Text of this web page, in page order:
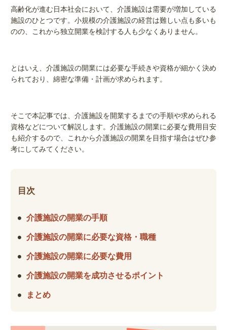
高齢化が進む日本社会において、介護施設は需要が増加している
施設のひとつです。小規模の介護施設の経営は難しい点も多いも
のの、これから独立開業を検討する人も少なくありません。
とはいえ、介護施設の開業には必要な手続きや資格が細かく決め
られており、綿密な準備・計画が求められます。
そこで本記事では、介護施設を開業するまでの手順や求められる
資格などについて解説します。介護施設の開業に必要な費用目安
も紹介するので、これから介護施設の開業を目指す場合はぜひ参
考にしてみてください。
目次
介護施設の開業の手順
介護施設の開業に必要な資格・職種
介護施設の開業に必要な費用
介護施設の開業を成功させるポイント
まとめ